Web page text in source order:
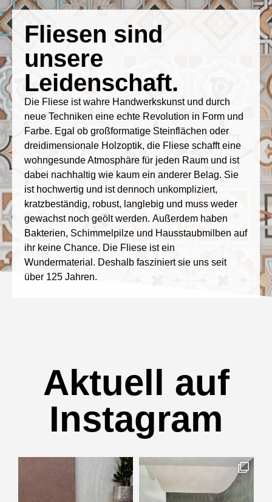
Fliesen sind
unsere
Leidenschaft.
Die Fliese ist wahre Handwerkskunst und durch
neue Techniken eine echte Revolution in Form und
Farbe. Egal ob großformatige Steinflächen oder
dreidimensionale Holzoptik, die Fliese schafft eine
wohngesunde Atmosphäre für jeden Raum und ist
dabei nachhaltig wie kaum ein anderer Belag. Sie
ist hochwertig und ist dennoch unkompliziert,
kratzbeständig, robust, langlebig und muss weder
gewachst noch geölt werden. Außerdem haben
Bakterien, Schimmelpilze und Hausstaubmilben auf
ihr keine Chance. Die Fliese ist ein
Wundermaterial. Deshalb fasziniert sie uns seit
über 125 Jahren.
Aktuell auf
Instagram